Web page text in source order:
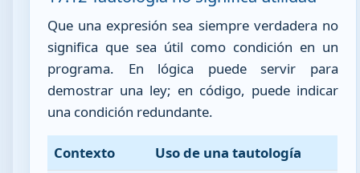
Que una expresión sea siempre verdadera no
significa que sea útil como condición en un
programa. En lógica puede servir para
demostrar una ley; en código, puede indicar
una condición redundante.
Contexto
Uso de una tautología